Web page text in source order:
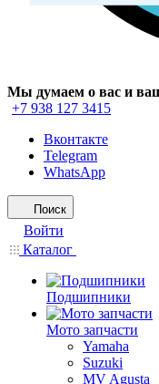
Мы думаем о вас и
+7 938 127 3415
Вконтакте
Telegram
WhatsApp
Поиск
Войти
Каталог
Подшипники
Мото запчасти
Yamaha
Suzuki
MV Agusta